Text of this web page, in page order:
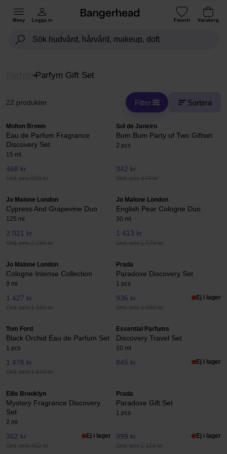
Meny Logga in Favorit Varukorg
Parfym Gift Set
22 produkter Filter Sortera
Molton Brown
Eau de Parfum Fragrance
Discovery Set
15 ml
468 kr
Ord. pris 520 kr
Sol de Janeiro
Bum Bum Party of Two Giftset
2 pcs
342 kr
Ord. pris 379 kr
Jo Malone London
Cypress And Grapevine Duo
125 ml
2 021 kr
Ord. pris 2 245 kr
Jo Malone London
English Pear Cologne Duo
30 ml
1 413 kr
Ord. pris 1 570 kr
Jo Malone London
Cologne Intense Collection
9 ml
1 427 kr
Ord. pris 1 585 kr
Prada
Paradoxe Discovery Set
1 pcs
936 kr
Ord. pris 1 040 kr
Ej i lager
Tom Ford
Black Orchid Eau de Parfum Set
1 pcs
1 476 kr
Ord. pris 1 640 kr
Essential Parfums
Discovery Travel Set
10 ml
845 kr Ej i lager
Ellis Brooklyn
Mystery Fragrance Discovery
Set
2 ml
362 kr
Ord. pris 402 kr
Ej i lager
Prada
Paradoxe Gift Set
1 pcs
999 kr
Ord. pris 1 110 kr
Ej i lager